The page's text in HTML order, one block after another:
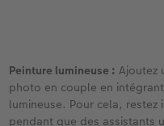
Peinture lumineuse : Ajoutez
photo en couple en
lumineuse. Pour cela,
pendant que des assistants